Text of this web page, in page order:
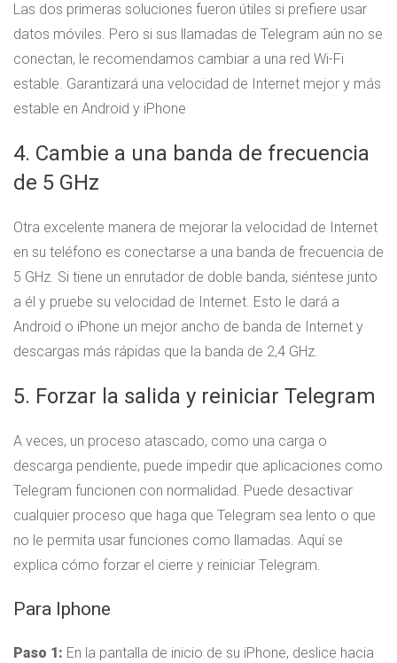
Las dos primeras soluciones fueron útiles si prefiere usar
datos móviles. Pero si sus llamadas de Telegram aún no se
conectan, le recomendamos cambiar a una red Wi-Fi
estable. Garantizará una velocidad de Internet mejor y más
estable en Android y iPhone
4. Cambie a una banda de frecuencia
de 5 GHz
Otra excelente manera de mejorar la velocidad de Internet
en su teléfono es conectarse a una banda de frecuencia de
5 GHz. Si tiene un enrutador de doble banda, siéntese junto
a él y pruebe su velocidad de Internet. Esto le dará a
Android o iPhone un mejor ancho de banda de Internet y
descargas más rápidas que la banda de 2,4 GHz.
5. Forzar la salida y reiniciar Telegram
A veces, un proceso atascado, como una carga o
descarga pendiente, puede impedir que aplicaciones como
Telegram funcionen con normalidad. Puede desactivar
cualquier proceso que haga que Telegram sea lento o que
no le permita usar funciones como llamadas. Aquí se
explica cómo forzar el cierre y reiniciar Telegram.
Para Iphone
Paso 1: En la pantalla de inicio de su iPhone, deslice hacia